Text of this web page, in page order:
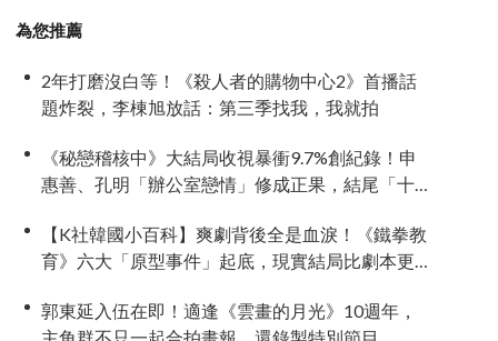
為您推薦
2年打磨沒白等！《殺人者的購物中心2》首播話
題炸裂，李棟旭放話：第三季找我，我就拍
《秘戀稽核中》大結局收視暴衝9.7%創紀錄！申
惠善、孔明「辦公室戀情」修成正果，結尾「十
【K社韓國小百科】爽劇背後全是血淚！《鐵拳教
育》六大「原型事件」起底，現實結局比劇本更
郭東延入伍在即！適逢《雲畫的月光》10週年，